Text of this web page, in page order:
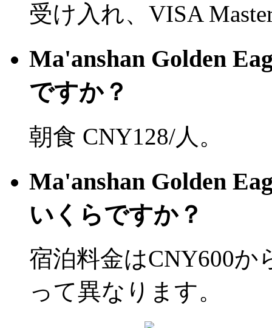
受け入れ、VISA
Ma'anshan Golden
ですか？
朝食 CNY128/人。
Ma'anshan Golden
いくらですか？
宿泊料金はCNY600
って異なります。